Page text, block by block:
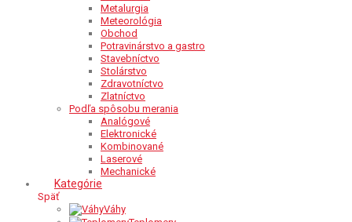
Metalurgia
Meteorológia
Obchod
Potravinárstvo a gastro
Stavebníctvo
Stolárstvo
Zdravotníctvo
Zlatníctvo
Podľa spôsobu merania
Analógové
Elektronické
Kombinované
Laserové
Mechanické
Kategórie
Späť
Váhy